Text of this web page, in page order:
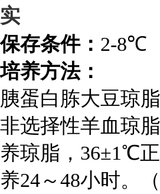
实
保存条件： 2-8℃
培养方法：
胰蛋白胨大豆琼
非选择性羊血琼
养琼脂，36±1℃
养24～48小时。